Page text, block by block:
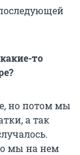
то
но потом мы
а так
мы на нем